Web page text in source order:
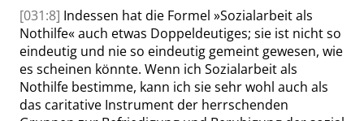
[031:8] Indessen hat die Formel »Sozialarbeit als
Nothilfe«auch etwas Doppeldeutiges; sie ist nicht so
eindeutig und nie so eindeutig gemeint gewesen, wie
es scheinen könnte. Wenn ich Sozialarbeit als
Nothilfe bestimme, kann ich sie sehr wohl auch als
das caritative Instrument der herrschenden